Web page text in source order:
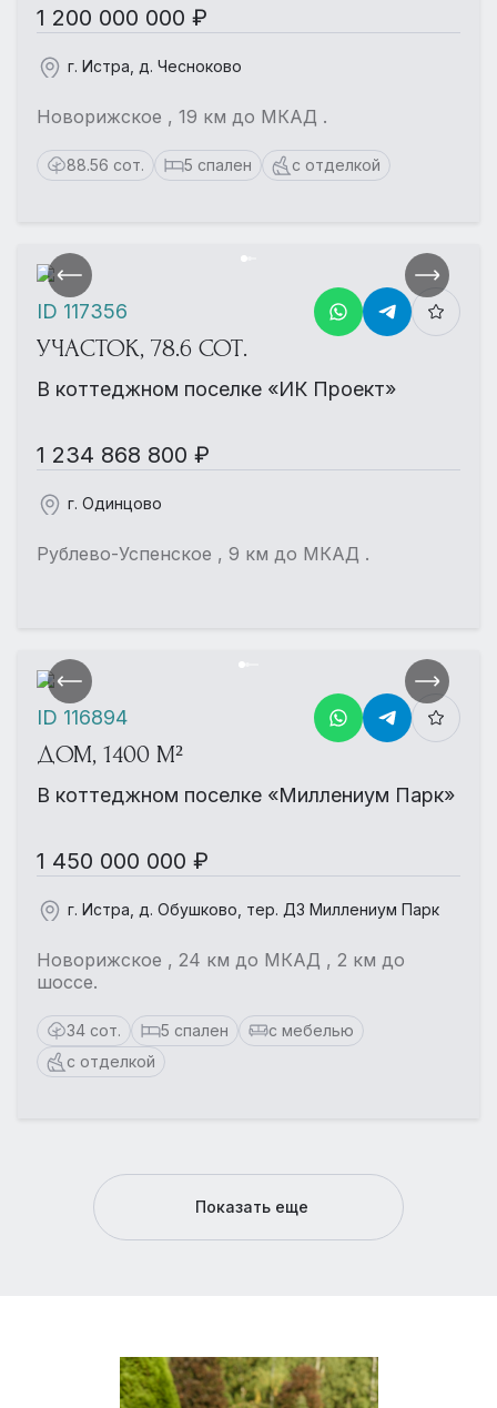
1 200 000 000 ₽
г. Истра, д. Чесноково
Новорижское , 19 км до МКАД .
88.56 сот. 5 спален с отделкой
УЧАСТОК, 78.6 СОТ.
В коттеджном поселке «ИК Проект»
1 234 868 800 ₽
г. Одинцово
Рублево-Успенское , 9 км до МКАД .
ID 117356
ДОМ, 1400 М²
В коттеджном поселке «Миллениум Парк»
1 450 000 000 ₽
г. Истра, д. Обушково, тер. ДЗ Миллениум Парк
Новорижское , 24 км до МКАД , 2 км до
шоссе.
34 сот. 5 спален
с мебелью
с отделкой
ID 116894
Показать еще